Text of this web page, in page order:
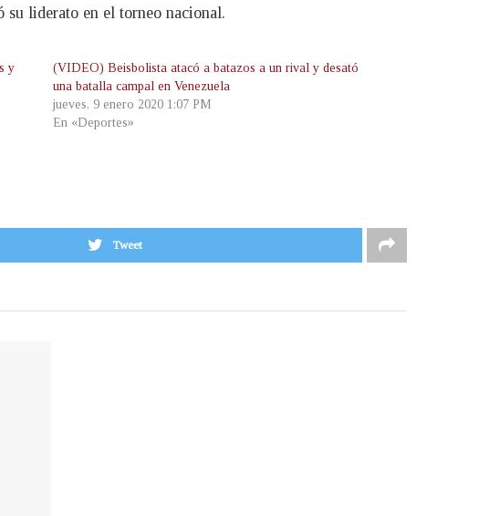
liderato en el torneo nacional.
y
(VIDEO) Beisbolista atacó a batazos a un rival y desató
una batalla campal en Venezuela
jueves, 9 enero 2020 1:07 PM
En «Deportes»
Tweet